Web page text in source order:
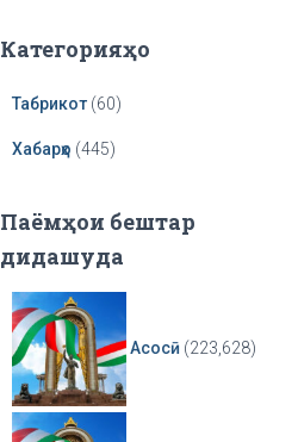
y
Категорияҳо
Табрикот(60)
Хабарҳо (445)
Паёмҳои бештар
дидашуда
Асосӣ (223,628)